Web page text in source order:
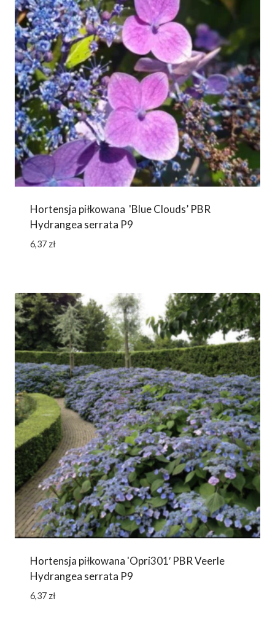
Hortensja piłkowana 'Blue Clouds’ PBR
Hydrangea serrata P9
6,37 zł
Hortensja piłkowana 'Opri301′ PBR Veerle
Hydrangea serrata P9
6,37 zł